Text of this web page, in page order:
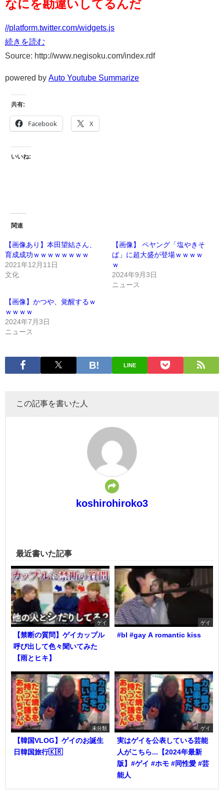
なにを勘違いしてるんだ
//platform.twitter.com/widgets.js
続きを読む
Source: http://www.negisoku.com/index.rdf
powered by Auto Youtube Summarize
共有:
Facebook X
いいね:
関連
【画像あり】本田望結さん、
育成成功ｗｗｗｗｗｗｗｗ
2021年12月11日
文化
【画像】 ペヤング「塩やきそ
ば」に超大盛が登場ｗｗｗｗ
ｗ
2024年9月3日
ニュース
【画像】かつや、覚醒するｗ
ｗｗｗｗ
2024年7月3日
ニュース
LINE
この記事を書いた人
koshirohiroko3
最近書いた記事
ゲイ
【禁断の質問】ゲイカップル
呼び出して色々聞いてみた
【雨とヒキ】
ゲイ
#bl #gay A romantic kiss
未分類
【韓国VLOG】ゲイのお誕生
日韓国旅行🇰🇷
ゲイ
実はゲイを公表している芸能
人がこちら...【2024年最新
版】#ゲイ #ホモ #同性愛 #芸
能人